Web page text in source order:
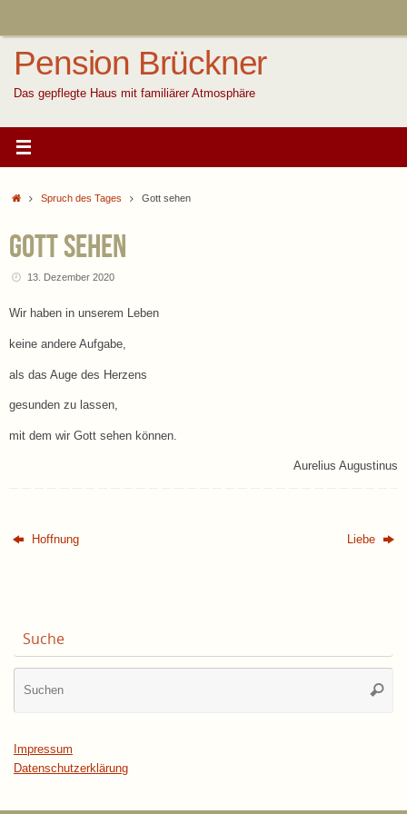
Pension Brückner
Das gepflegte Haus mit familiärer Atmosphäre
StartSpruch des Tages Gott sehen
Gott sehen
13. Dezember 2020
Wir haben in unserem Leben
keine andere Aufgabe,
als das Auge des Herzens
gesunden zu lassen,
mit dem wir Gott sehen können.
Aurelius Augustinus
Hoffnung Liebe
Suche
Impressum
Datenschutzerklärung